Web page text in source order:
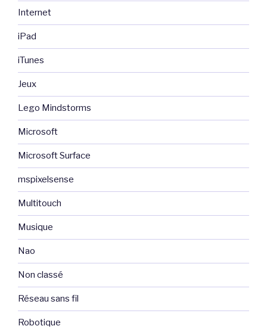
Internet
iPad
iTunes
Jeux
Lego Mindstorms
Microsoft
Microsoft Surface
mspixelsense
Multitouch
Musique
Nao
Non classé
Réseau sans fil
Robotique